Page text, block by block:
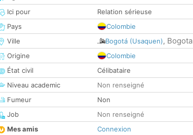
Ici pour
Relation sérieuse
Pays
Colombie
Ville
Bogotá (Usaquen), Bogota
Origine
Colombie
État civil
Célibataire
Niveau academic
Non renseigné
Fumeur
Non
Job
Non renseigné
Mes amis
Connexion